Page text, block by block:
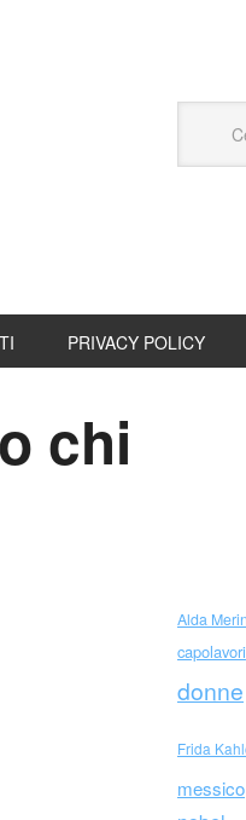
PRIVACY POLICY
chi
Alda
capolavori
donne
Frida
messico